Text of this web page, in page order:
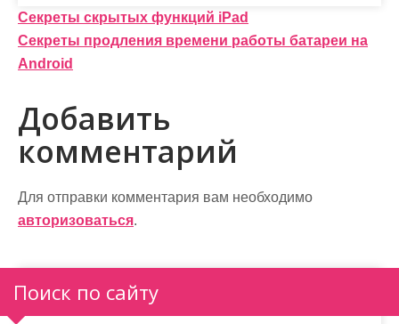
Н
а
и
г
а
ц
я
Секреты скрытых функций iPad
Секреты продления времени работы батареи на
Android
Добавить
комментарий
Для отправки комментария вам необходимо
авторизоваться.
Поиск по сайту